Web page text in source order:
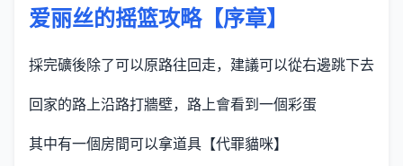
爱丽丝的摇篮攻略【序章】
採完礦後除了可以原路往回走，建議可以從右邊跳下去
回家的路上沿路打牆壁，路上會看到一個彩蛋
其中有一個房間可以拿道具【代罪貓咪】